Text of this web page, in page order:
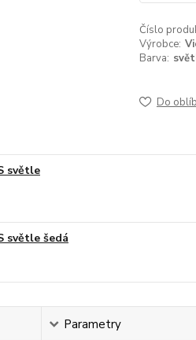
Číslo
Výrobce:
Barva:
Do
světle
světle šedá
Parametry